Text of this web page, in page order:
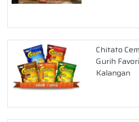
Chitato
Gurih
Kalangan